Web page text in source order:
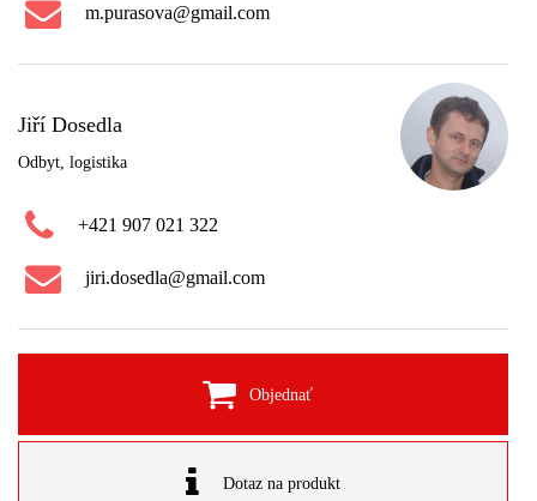
m.purasova@gmail.com
Jiří Dosedla
Odbyt, logistika
+421 907 021 322
jiri.dosedla@gmail.com
Objednať
Dotaz na produkt